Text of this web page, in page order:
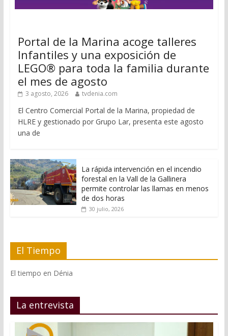
Portal de la Marina acoge talleres
Infantiles y una exposición de
LEGO® para toda la familia durante
el mes de agosto
3 agosto, 2026 tvdenia.com
El Centro Comercial Portal de la Marina, propiedad de
HLRE y gestionado por Grupo Lar, presenta este agosto
una de
La rápida intervención en el incendio
forestal en la Vall de la Gallinera
permite controlar las llamas en menos
de dos horas
30 julio, 2026
El Tiempo
El tiempo en Dénia
La entrevista